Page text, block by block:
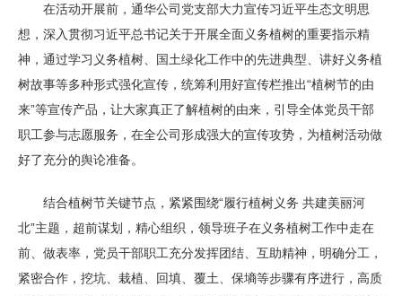
在活动开展前，通华公司党支部大力宣传习近平生态文明思
想，深入贯彻习近平总书记关于开展全面义务植树的重要指示精
神，通过学习义务植树、国土绿化工作中的先进典型、讲好义务植
树故事等多种形式强化宣传，统筹利用好宣传栏推出“植树节的由
来”等宣传产品，让大家真正了解植树的由来，引导全体党员干部
职工参与志愿服务，在全公司形成强大的宣传攻势，为植树活动做
好了充分的舆论准备。
结合植树节关键节点，紧紧围绕“履行植树义务 共建美丽河
北”主题，超前谋划，精心组织，领导班子在义务植树工作中走在
前、做表率，党员干部职工充分发挥团结、互助精神，明确分工，
紧密合作，挖坑、栽植、回填、覆土、保墒等步骤有序进行，高质